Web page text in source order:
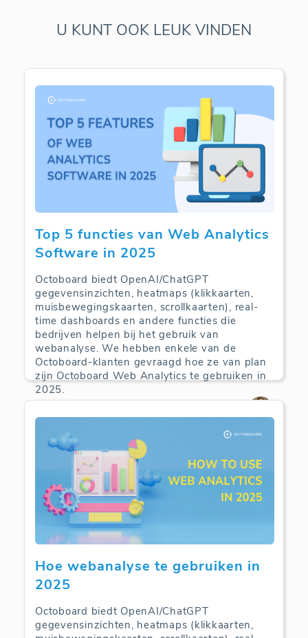
U KUNT OOK LEUK VINDEN
Top 5 functies van Web Analytics
Software in 2025
Octoboard biedt OpenAI/ChatGPT
gegevensinzichten, heatmaps (klikkaarten,
muisbewegingskaarten, scrollkaarten), real-
time dashboards en andere functies die
bedrijven helpen bij het gebruik van
webanalyse. We hebben enkele van de
Octoboard-klanten gevraagd hoe ze van plan
zijn Octoboard Web Analytics te gebruiken in
2025.
Hoe webanalyse te gebruiken in
2025
Octoboard biedt OpenAI/ChatGPT
gegevensinzichten, heatmaps (klikkaarten,